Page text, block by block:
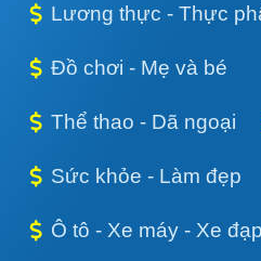
Lương thực - Thực
Đồ chơi - Mẹ và bé
Thể thao - Dã ngoại
Sức khỏe - Làm đẹp
Ô tô - Xe máy - Xe đạp